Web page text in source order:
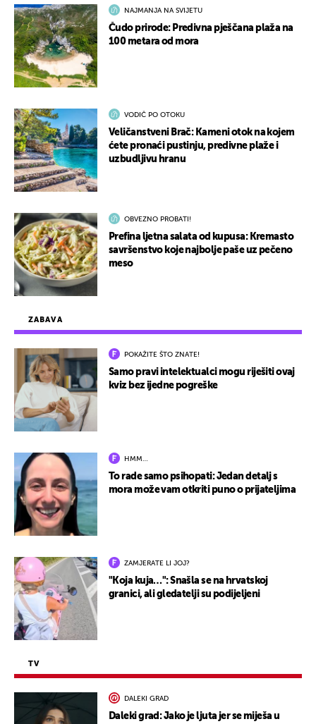
ZABAVA
POKAŽITE ŠTO ZNATE!
Samo pravi intelektualci mogu riješiti ovaj
kviz bez ijedne pogreške
HMM…
To rade samo psihopati: Jedan detalj s
mora može vam otkriti puno o prijateljima
ZAMJERATE LI JOJ?
"Koja kuja…": Snašla se na hrvatskoj
granici, ali gledatelji su podijeljeni
TV
DALEKI GRAD
Daleki grad: Jako je ljuta jer se miješa u
NAJMANJA NA SVIJETU
Čudo prirode: Predivna pješčana plaža na
100 metara od mora
VODIČ PO OTOKU
Veličanstveni Brač: Kameni otok na kojem
ćete pronaći pustinju, predivne plaže i
uzbudljivu hranu
OBVEZNO PROBATI!
Prefina ljetna salata od kupusa: Kremasto
savršenstvo koje najbolje paše uz pečeno
meso